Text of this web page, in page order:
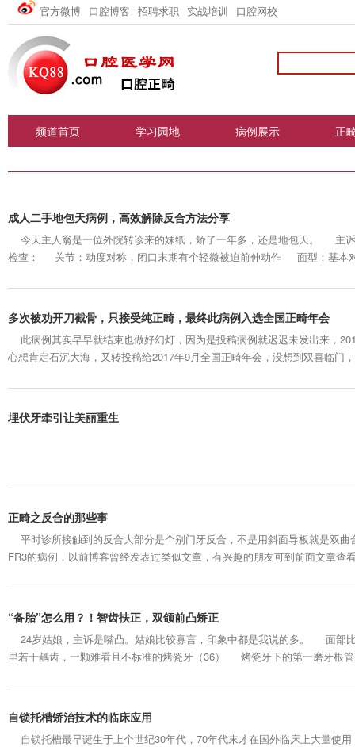
官方微博 口腔博客 招聘求职 实战培训 口腔网校
频道首页 学习园地 病例展示 正
成人二手地包天病例，高效解除反合方法分享
今天主人翁是一位外院转诊来的妹纸，矫了一年多，还是地包天。 主
检查： 关节：动度对称，闭口末期有个轻微被迫前伸动作 面型：基本
多次被劝开刀截骨，只接受纯正畸，最终此病例入选全国正畸年会
此病例其实早早就结束也做好幻灯，因为是投稿病例就迟迟未发出来，
心想肯定石沉大海，又转投稿给2017年9月全国正畸年会，没想到双喜临门
被告知正颌手术是唯一办法，患者家长得知手术的凶残...
埋伏牙牵引让美丽重生
正畸之反合的那些事
平时诊所接触到的反合大部分是个别门牙反合，不是用斜面导板就是双
FR3的病例，以前博客曾经发表过类似文章，有兴趣的朋友可到前面文章查
“备胎”怎么用？！智齿扶正，双颌前凸矫正
24岁姑娘，主诉是嘴凸。姑娘比较寡言，印象中都是我说的多。 面部
里若干龋齿，一颗难看且不标准的烤瓷牙（36） 烤瓷牙下的第一磨牙根
自锁托槽矫治技术的临床应用
自锁托槽最早诞生于上个世纪30年代，70年代末才在国外临床上大量使